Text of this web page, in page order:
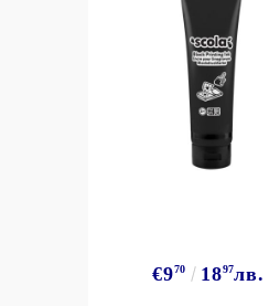
€970 1897лв.